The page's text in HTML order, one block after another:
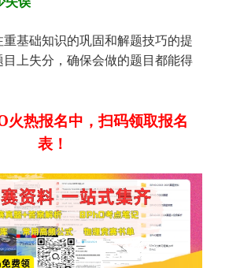
基础知识的巩固和解题技巧的提
上失分，确保会做的题目都能得
火热报名中，扫码领取报名
表！